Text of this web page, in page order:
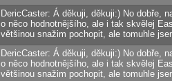
DericCaster: Á děkuji, děkuji:) No dobře,
o něco hodnotnějšího, ale i tak skvělej
většinou snažim pochopit, ale tomuhle
DericCaster: Á děkuji, děkuji:) No dobře,
o něco hodnotnějšího, ale i tak skvělej
většinou snažim pochopit, ale tomuhle